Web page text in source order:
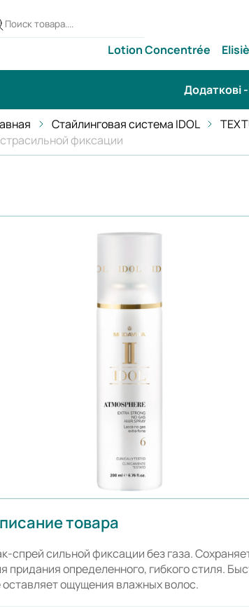
Lotion Concentrée
Додаткові
Стайлинговая система IDOL
фиксации
товара
спрей сильной фиксации без газа.
придания определенного, гибкого стиля.
оставляет ощущения влажных волос.